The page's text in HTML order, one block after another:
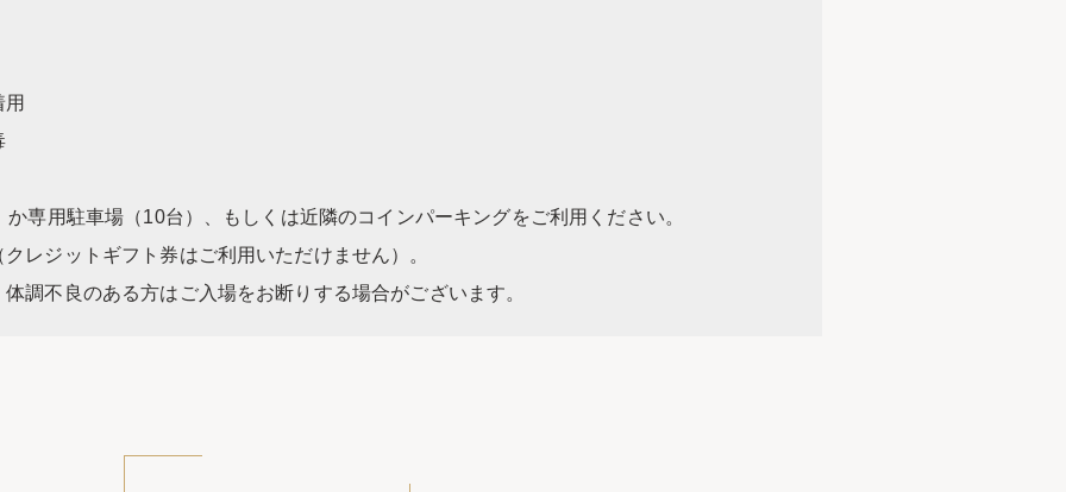
専用駐車場（10台）、もしくは近隣のコインパーキングをご利用ください。
レジットギフト券はご利用いただけません）。
調不良のある方はご入場をお断りする場合がございます。